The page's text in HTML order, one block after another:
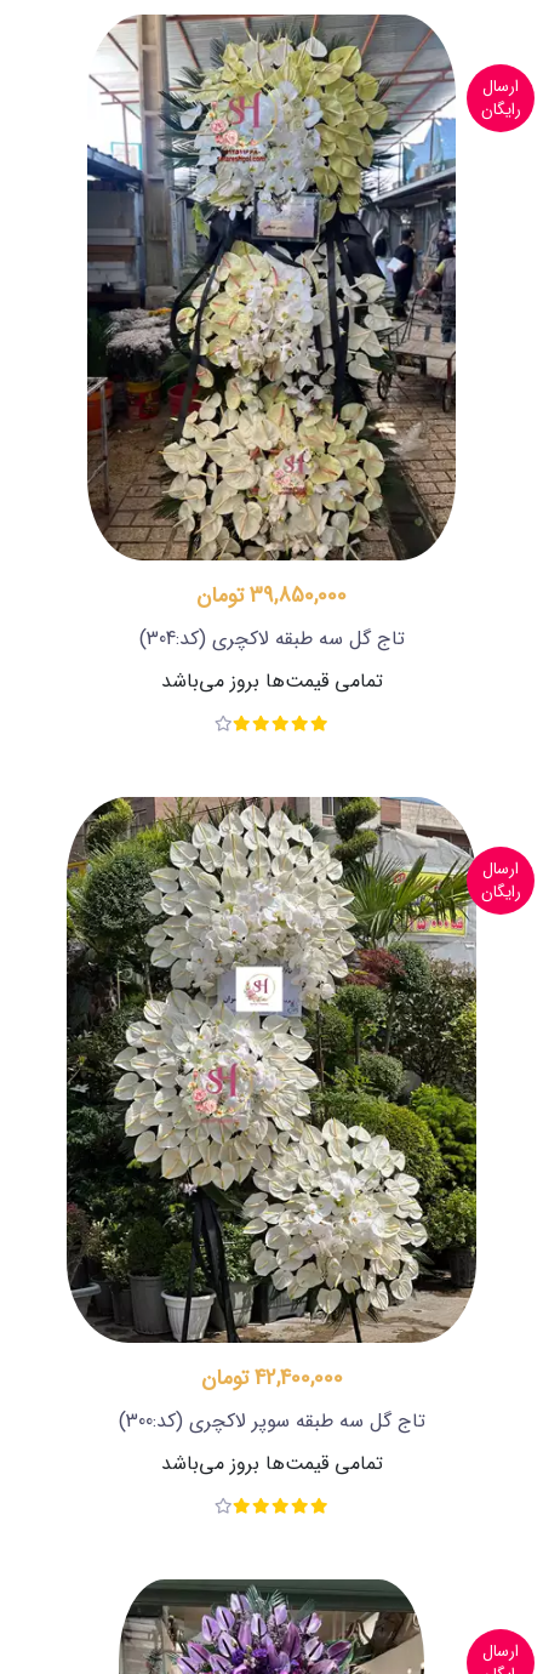
ارسال
رایگان
39,850,000 تومان
تاج گل سه طبقه لاکچری (کد:304)
تمامی قیمت‌ها بروز می‌باشد
ارسال
رایگان
42,400,000 تومان
تاج گل سه طبقه سوپر لاکچری (کد:300)
تمامی قیمت‌ها بروز می‌باشد
ارسال